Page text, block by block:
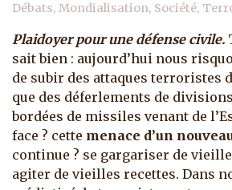
Débats Mondialisation Société
Plaidoyer pour une défense civile.
sait bien : aujourd’hui nous
de subir des attaques terroristes
que des déferlements de
bordées de missiles venant de
face ? cette menace d’un
continue ? se gargariser de
agiter de vieilles recettes. Dans